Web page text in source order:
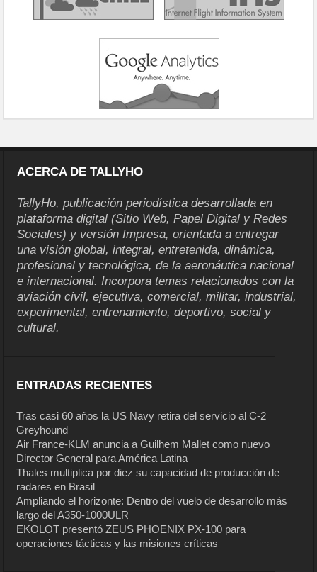
ACERCA DE TALLYHO
TallyHo, publicación periodística desarrollada en
plataforma digital (Sitio Web, Papel Digital y Redes
Sociales) y versión Impresa, orientada a entregar
una visión global, integral, entretenida, dinámica,
profesional y tecnológica, de la aeronáutica nacional
e internacional. Incorpora temas relacionados con la
aviación civil, ejecutiva, comercial, militar, industrial,
experimental, entrenamiento, deportivo, social y
cultural.
ENTRADAS RECIENTES
Tras casi 60 años la US Navy retira del servicio al C-2
Greyhound
Air France-KLM anuncia a Guilhem Mallet como nuevo
Director General para América Latina
Thales multiplica por diez su capacidad de producción de
radares en Brasil
Ampliando el horizonte: Dentro del vuelo de desarrollo más
largo del A350-1000ULR
EKOLOT presentó ZEUS PHOENIX PX-100 para
operaciones tácticas y las misiones críticas